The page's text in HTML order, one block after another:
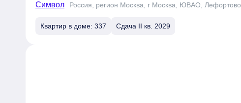
Символ Россия, регион Москва, г Москва, ЮВАО, Лефортово
Квартир в доме: 337 Сдача II кв. 2029